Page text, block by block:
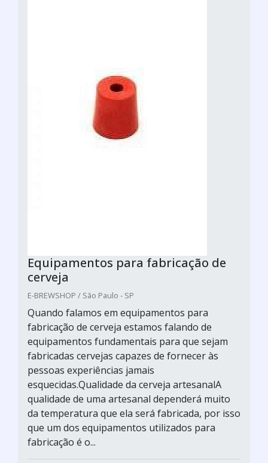
Equipamentos para fabricação de
cerveja
E-BREWSHOP / São Paulo - SP
Quando falamos em equipamentos para
fabricação de cerveja estamos falando de
equipamentos fundamentais para que sejam
fabricadas cervejas capazes de fornecer às
pessoas experiências jamais
esquecidas.Qualidade da cerveja artesanalA
qualidade de uma artesanal dependerá muito
da temperatura que ela será fabricada, por isso
que um dos equipamentos utilizados para
fabricação é o...